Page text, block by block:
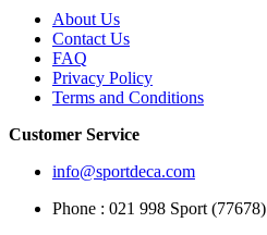
About Us
Contact Us
FAQ
Privacy Policy
Terms and Conditions
Customer Service
info@sportdeca.com
Phone : 021 998 Sport (77678)